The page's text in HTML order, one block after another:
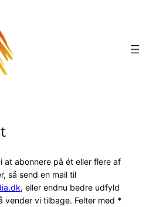
at abonnere på ét eller flere af
så send en mail til
, eller endnu bedre udfyld
vender vi tilbage. Felter med *